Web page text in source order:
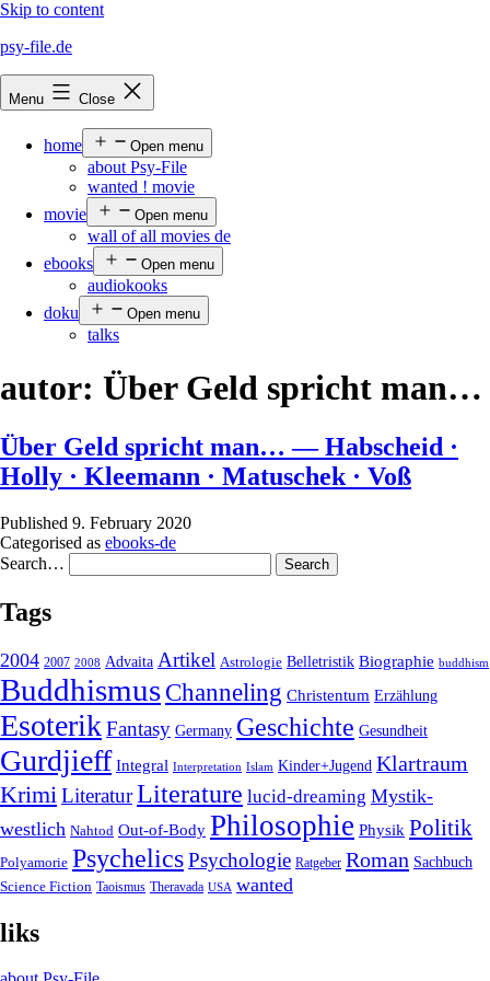
Skip to content
psy-file.de
Menu Close
home Open menu
about Psy-File
wanted ! movie
movie
Open menu
wall of all movies de
ebooks
Open menu
audiokooks
doku
Open menu
talks
autor: Über Geld spricht man…
Über Geld spricht man… — Habscheid ·
Holly · Kleemann · Matuschek · Voß
Published 9. February 2020
Categorised as ebooks-de
Search…
Tags
2004 2007 2008 Advaita Artikel Astrologie Belletristik Biographie buddhism
Buddhismus Channeling Christentum Erzählung
EsoterikFantasy Germany Geschichte Gesundheit
Gurdjieff Integral Interpretation Islam Kinder+Jugend Klartraum
Krimi LiteraturLiterature lucid-dreaming Mystik-
westlich Nahtod Out-of-Body Philosophie Physik Politik
Polyamorie Psychelics Psychologie Ratgeber Roman Sachbuch
Science Fiction Taoismus Theravada USA wanted
liks